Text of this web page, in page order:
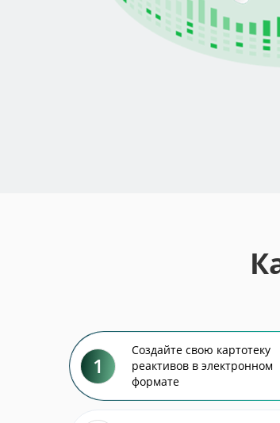
1
Создайте свою картотеку
реактивов в электронном
формате